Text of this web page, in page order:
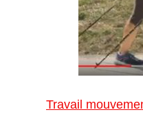
Travail